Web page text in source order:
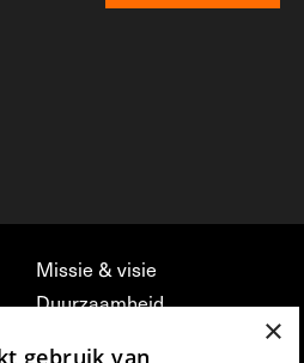
Missie & visie
Duurzaamheid
×
gebruik van